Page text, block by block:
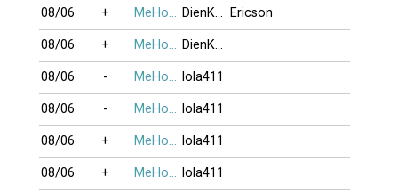
08/06 + MeHonTran DienKhacKim Ericson
08/06 + MeHonTran DienKhacKim
08/06 - MeHonTran lola411
08/06 - MeHonTran lola411
08/06 + MeHonTran lola411
08/06 + MeHonTran lola411